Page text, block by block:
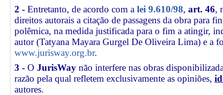
2 - Entretanto, de acordo com a lei 9.610/98, art. 46,
direitos autorais a citação de passagens da obra para
polêmica, na medida justificada para o fim a atingir,
autor (Tatyana Mayara Gurgel De Oliveira Lima) e a
www.jurisway.org.br.
3 - O JurisWay não interfere nas obras
razão pela qual refletem exclusivamente as opiniões,
autores.